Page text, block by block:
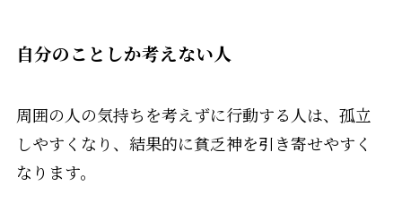
自分のことしか考えない人
周囲の人の気持ちを考えずに行動する人は、孤立
しやすくなり、結果的に貧乏神を引き寄せやすく
なります。